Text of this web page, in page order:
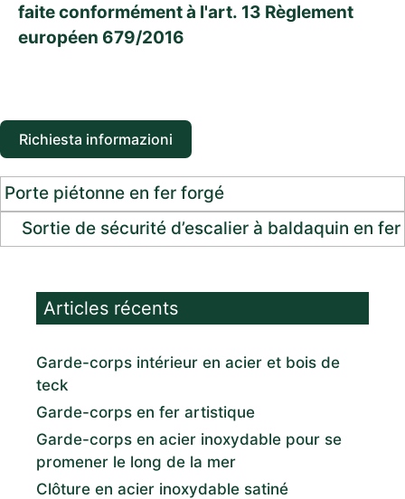
faite conformément à l'art. 13 Règlement
européen 679/2016
Richiesta informazioni
Porte piétonne en fer forgé
Sortie de sécurité d’escalier à baldaquin en fer
Articles récents
Garde-corps intérieur en acier et bois de
teck
Garde-corps en fer artistique
Garde-corps en acier inoxydable pour se
promener le long de la mer
Clôture en acier inoxydable satiné